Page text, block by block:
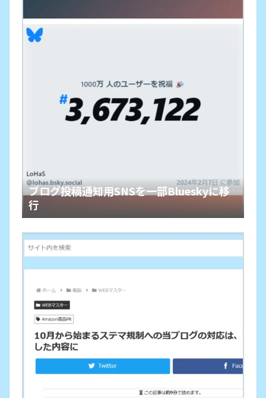
ブログ投稿通知用SNSを一部Blueskyに移
行